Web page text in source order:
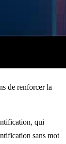
de renforcer la
qui
sans mot